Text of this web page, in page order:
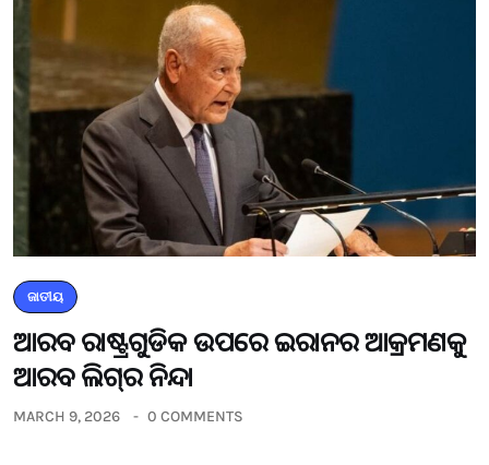
ଜାତୀୟ
ଆରବ ରାଷ୍ଟ୍ରଗୁଡିକ ଉପରେ ଇରାନର ଆକ୍ରମଣକୁ
ଆରବ ଲିଗ୍‌ର ନିନ୍ଦା
MARCH 9, 2026 0 COMMENTS